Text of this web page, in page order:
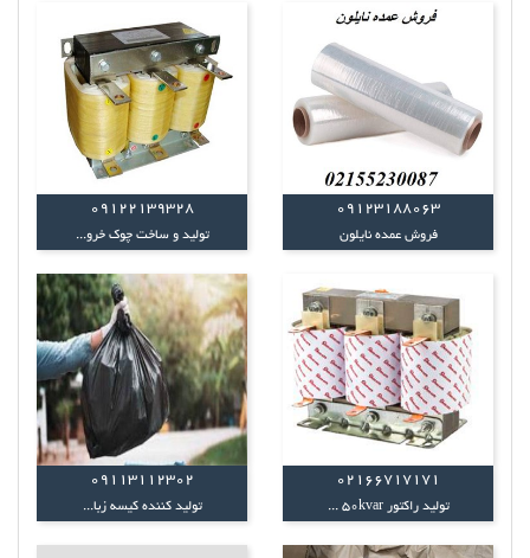
09123188063
فروش عمده نایلون
09122139328
تولید و ساخت چوک خرو...
02166717171
تولید راکتور 50kvar ...
09113112302
تولید کننده کیسه زبا...